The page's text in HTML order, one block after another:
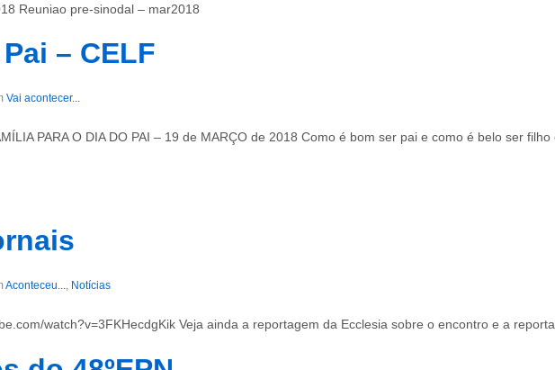
Reuniao pre-sinodal – mar2018
– CELF
Vai acontecer...
PARA O DIA DO PAI – 19 de MARÇO de 2018 Como é bom ser pai e como é belo ser
Aconteceu..., Notícias
watch?v=3FKHecdgKik Veja ainda a reportagem da Ecclesia sobre o encontro e a